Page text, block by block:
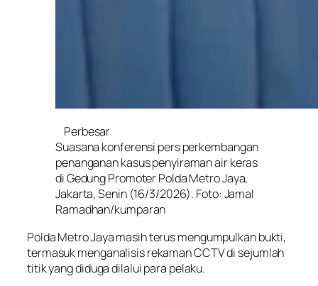
Perbesar
Suasana konferensi pers perkembangan
penanganan kasus penyiraman air keras
di Gedung Promoter Polda Metro Jaya,
Jakarta, Senin (16/3/2026). Foto: Jamal
Ramadhan/kumparan
Polda Metro Jaya masih terus mengumpulkan bukti,
termasuk menganalisis rekaman CCTV di sejumlah
titik yang diduga dilalui para pelaku.